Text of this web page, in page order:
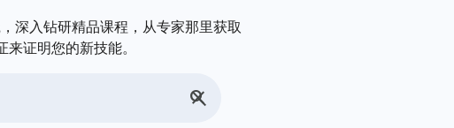
深入钻研精品课程，从专家那里获取
证明您的新技能。